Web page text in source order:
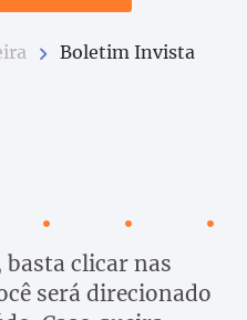
Boletim Invista
clicar nas
será direcionado